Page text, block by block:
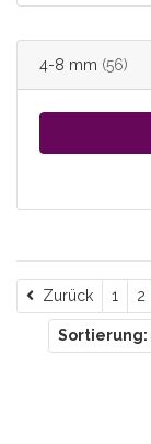
4-8 mm (56)
ZurückZurück
1 2
Sortierung: